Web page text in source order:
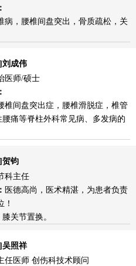
病，腰椎间盘突出，骨质疏松，关
刘成伟
医师/硕士
椎间盘突出症，腰椎滑脱症，椎管
痛等脊柱外科常见病、多发病的
贺钧
科主任
医德高尚，医术精湛，为患者负责
！
关节置换。
吴照祥
任医师 创伤科技术顾问